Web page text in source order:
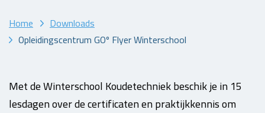
Home
Downloads
Opleidingscentrum GOº Flyer Winterschool
Met de Winterschool Koudetechniek beschik je in 15
lesdagen over de certificaten en praktijkkennis om